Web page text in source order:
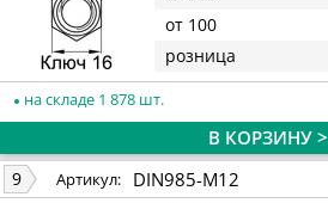
от 100
розница
на складе 1 878 шт.
В КОРЗИНУ >
9 Артикул: DIN985-M12